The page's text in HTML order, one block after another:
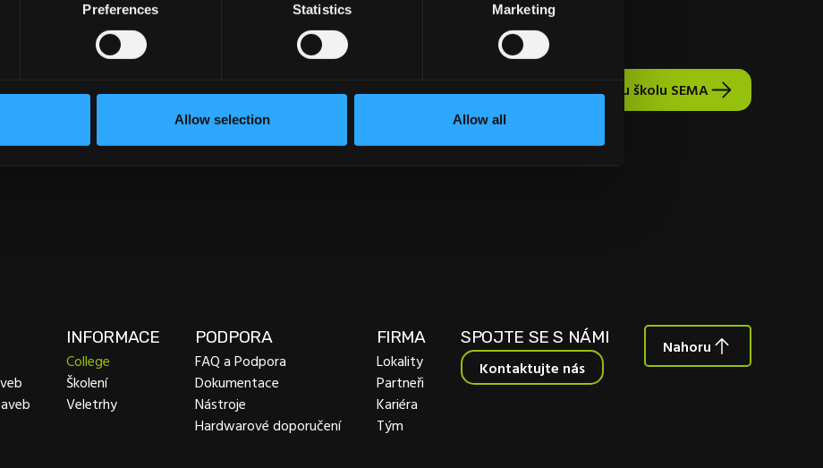
Preferences Statistics Marketing
Allow selection Allow all
KURZY Přejít na vysokou školu SEMA
INFORMACE
College
Školení
Veletrhy
PODPORA
FAQ a Podpora
Dokumentace
Nástroje
Hardwarové doporučení
FIRMA
Lokality
Partneři
Kariéra
Tým
SPOJTE SE S NÁMI
Kontaktujte nás
Nahoru